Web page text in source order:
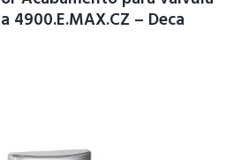
4900.E.MAX.CZ – Deca